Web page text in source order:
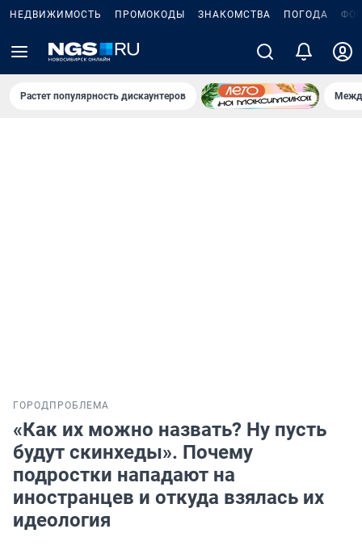
НЕДВИЖИМОСТЬ ПРОМОКОДЫ ЗНАКОМСТВА ПОГОДА
Растет популярность дискаунтеров
ГОРОД ПРОБЛЕМА
«Как их можно назвать? Ну пусть
будут скинхеды». Почему
подростки нападают на
иностранцев и откуда взялась их
идеология